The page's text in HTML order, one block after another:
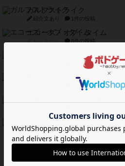
ガルフストライク
紹介文あり 1件の投稿
エコーズ・オブ・タイム
8件の投稿
12件の投稿
1件の投稿
紹介文あり 10件の投稿
※Apple、Apple のロゴ は、米国および他の国々で登